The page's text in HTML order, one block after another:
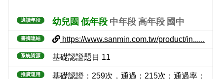
適讀年段 幼兒園 低年段 中年段 高年段 國中
書摘連結 https://www.sanmin.com.tw/product/in......
系統資源 基礎認證題目 11
推廣運用 基礎認證：259次，通過：215次；通過率：